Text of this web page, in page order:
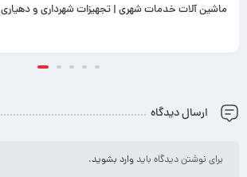
ماشین آلات خدمات شهری | تجهیزات شهرداری و دهیاری
ارسال دیدگاه
برای نوشتن دیدگاه بایدوارد بشوید.